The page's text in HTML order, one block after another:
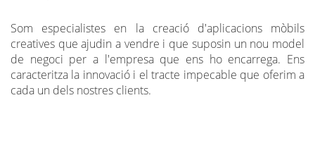
Som especialistes en la creació d'aplicacions mòbils
creatives que ajudin a vendre i que suposin un nou model
de negoci per a l'empresa que ens ho encarrega. Ens
caracteritza la innovació i el tracte impecable que oferim a
cada un dels nostres clients.